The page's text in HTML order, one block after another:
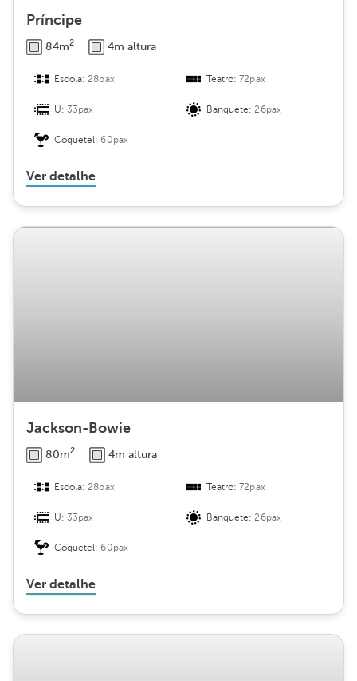
Príncipe
84m2 4m altura
Escola:28pax Teatro:72pax
U:33pax Banquete:26pax
Coquetel:60pax
Ver detalhe
Jackson-Bowie
80m2 4m altura
Escola:28pax Teatro:72pax
U:33pax Banquete:26pax
Coquetel:60pax
Ver detalhe